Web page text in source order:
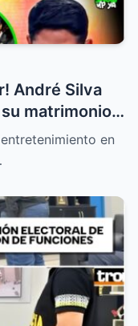
André Silva
matrimonio
en